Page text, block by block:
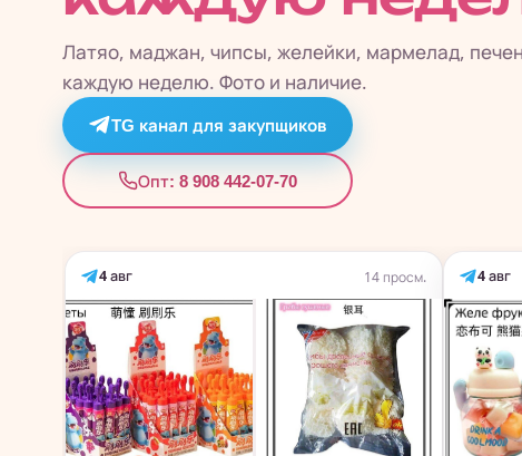
Латяо, маджан, чипсы, желейки, мармелад,
каждую неделю. Фото и наличие.
TG канал для закупщиков
Опт: 8 908 442-07-70
4 авг 14 просм. 4 авг